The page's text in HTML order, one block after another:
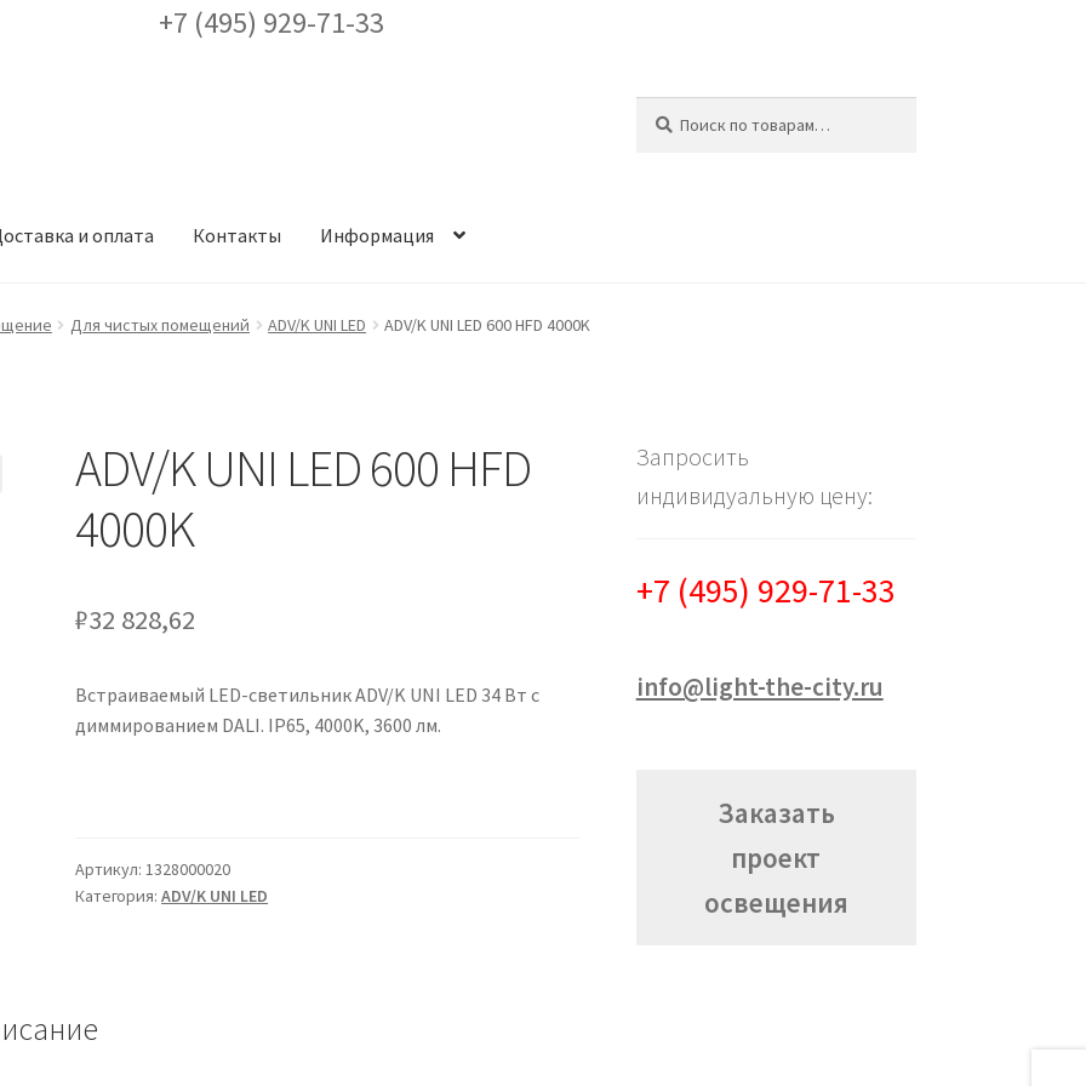
+7 (495) 929-71-33
и оплата Контакты Информация
Доставка и оплата Заказ проекта освещенияКонтактыКорзина
Сертификаты
Для чистых помещений ADV/K UNI LED ADV/K UNI LED 600 HFD 4000K
ADV/K UNI LED 600 HFD
4000K
₽32 828,62
Встраиваемый LED-светильник ADV/K UNI LED 34 Вт с
диммированием DALI. IP65, 4000K, 3600 лм.
Артикул:1328000020
Категория:ADV/K UNI LED
Запросить
индивидуальную цену:
+7 (495) 929-71-33
info@light-the-city.ru
Заказать
проект
освещения